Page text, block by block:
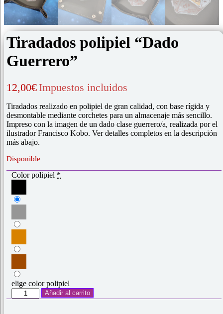
Tiradados polipiel “Dado
Guerrero”
12,00€ Impuestos incluidos
Tiradados realizado en polipiel de gran calidad, con base rígida y
desmontable mediante corchetes para un almacenaje más sencillo.
Impreso con la imagen de un dado clase guerrero/a, realizada por el
ilustrador Francisco Kobo. Ver detalles completos en la descripción
más abajo.
Disponible
Color polipiel *
elige color polipiel
Tiradados
polipiel
Añadir al carrito